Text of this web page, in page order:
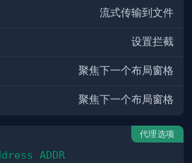
流式传输到文件
设置拦截
聚焦下一个布局窗格
聚焦下一个布局窗格
代理选项
ADDR